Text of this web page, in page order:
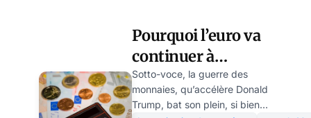
Pourquoi l’euro va
continuer à
dévisser et les taux
français monter
Sotto-voce, la guerre des
monnaies, qu’accélère Donald
Trump, bat son plein, si bien